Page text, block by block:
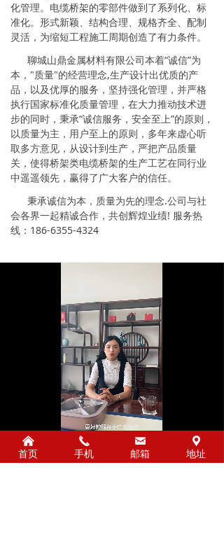
化管理。电缆桥架的零部件做到了系列化、标
准化。形式新颖、结构合理、规格齐全、配制
灵活，为缩短工程施工周期创造了有力条件。
聊城山鼎金属材料有限公司本着“诚信”为
本，"质量"的经营理念,生产设计出优质的产
品，以及优厚的服务，坚持强化管理，并严格
执行国家标准化质量管理，在大力推动技术进
步的同时，秉承“诚信服务，安全至上”的原则，
以质量为主，用户至上的原则，多年来虚心听
取多方意见，从设计到生产，严把产品质量
关，使得桥架类电缆桥架的生产工艺在同行业
中遥遥领先，赢得了广大客户的信任。
秉承诚信为本，质量为先的理念.公司与社
会各界一起精诚合作，共创辉煌业绩! 服务热
线：186-6355-4324
Mute
0%
Progress
0%
낀
首页
끅
手机
낂
邮箱
끇
地址